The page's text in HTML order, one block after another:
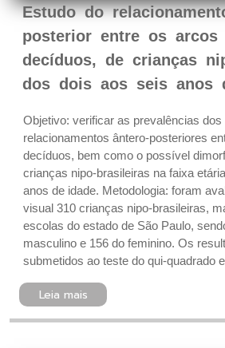
Estudo do
posterior entre os arcos
decíduos, de crianças
dos dois aos seis anos
Objetivo: verificar as prevalências
relacionamentos ântero-posteriores
decíduos, bem como o possível
crianças nipo-brasileiras na faixa
anos de idade. Metodologia: foram
visual 310 crianças nipo-brasileiras,
escolas do estado de São Paulo,
masculino e 156 do feminino. Os
submetidos ao teste do qui-quadrado
Leia mais